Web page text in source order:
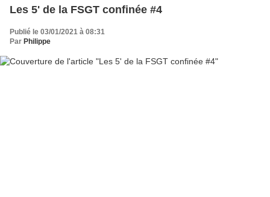
Les 5' de la FSGT confinée #4
Publié le 03/01/2021 à 08:31
Par Philippe